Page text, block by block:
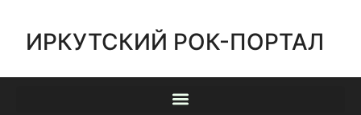
ИРКУТСКИЙ РОК-ПОРТАЛ